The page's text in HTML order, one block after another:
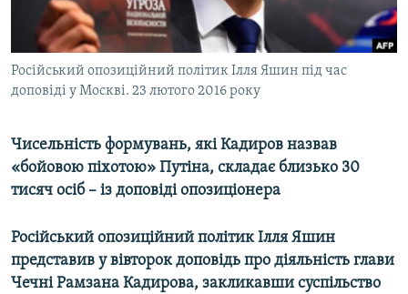
ПОДКАСТИ
РУС
КТАТ
ДОЛУЧАЙСЯ!
Російський опозиційний політик Ілля Яшин під час
доповіді у Москві. 23 лютого 2016 року
Чисельність формувань, які Кадиров назвав
«бойовою піхотою» Путіна, складає близько 30
тисяч осіб – із доповіді опозиціонера
Російський опозиційний політик Ілля Яшин
представив у вівторок доповідь про діяльність глави
Чечні Рамзана Кадирова, закликавши суспільство